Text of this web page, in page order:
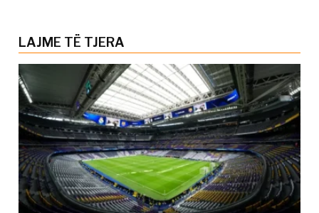
LAJME TË TJERA